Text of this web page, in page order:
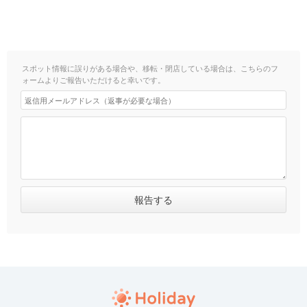
スポット情報に誤りがある場合や、移転・閉店している場合は、こちらのフ
ォームよりご報告いただけると幸いです。